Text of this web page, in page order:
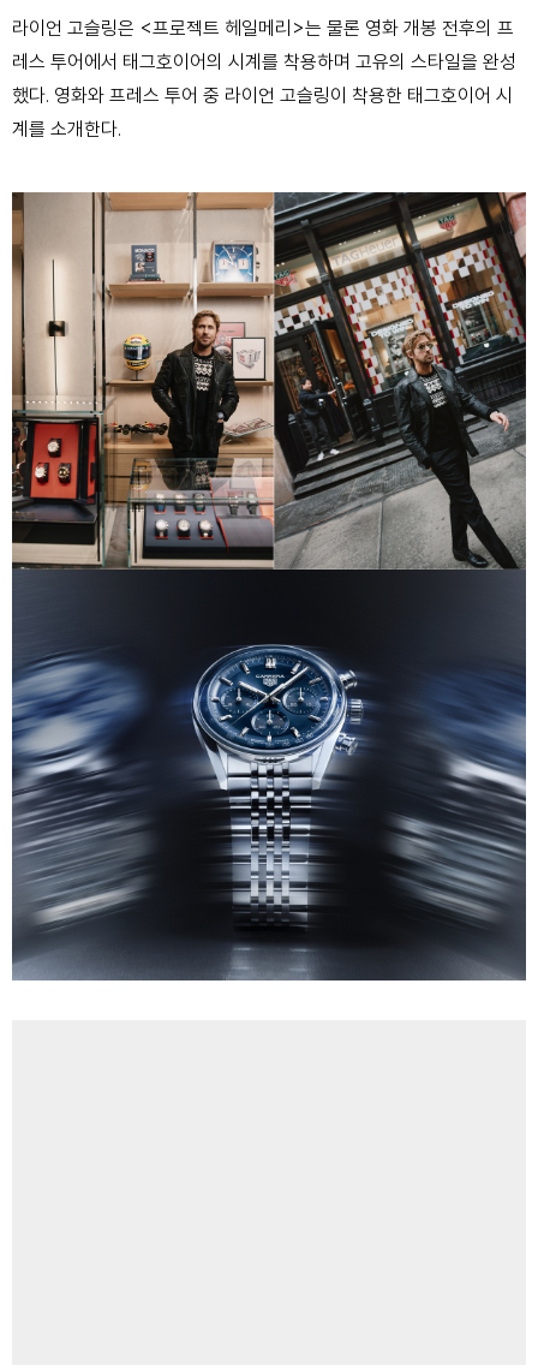
라이언 고슬링은 <프로젝트 헤일메리>는 물론 영화 개봉 전후의 프
레스 투어에서 태그호이어의 시계를 착용하며 고유의 스타일을 완성
했다. 영화와 프레스 투어 중 라이언 고슬링이 착용한 태그호이어 시
계를 소개한다.